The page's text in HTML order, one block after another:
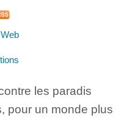
les paradis
pour un monde plus